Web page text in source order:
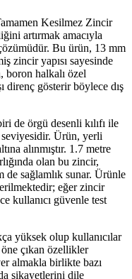
Kesilmez Zincir
artırmak amacıyla
Bu ürün, 13 mm
zincir yapısı sayesinde
boron halkalı özel
direnç gösterir böylece dış
de örgü desenli kılıfı ile
seviyesidir. Ürün, yerli
alınmıştır. 1.7 metre
olan bu zincir,
de sağlamlık sunar. Ürünle
eğer zincir
kullanıcı güvenle test
yüksek olup kullanıcılar
çıkan özellikler
almakla birlikte bazı
şikayetlerini dile